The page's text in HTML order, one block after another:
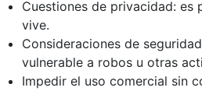
Cuestiones de privacidad: es
vive.
Consideraciones de
vulnerable a robos u otras
Impedir el uso comercial sin